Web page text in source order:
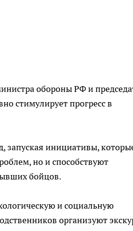
обороны РФ и
стимулирует прогресс в
запуская инициативы,
но и способствуют
бойцов.
и социальную
организуют